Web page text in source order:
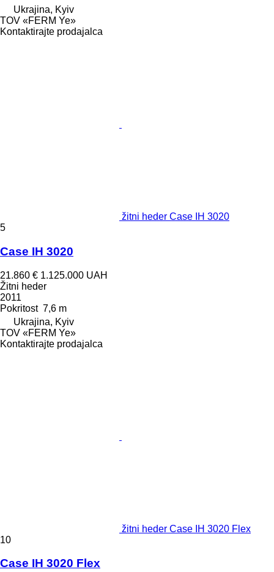
Ukrajina, Kyiv
TOV «FERM Ye»
Kontaktirajte prodajalca
žitni heder Case IH 3020
5
Case IH 3020
21.860 € 1.125.000 UAH
Žitni heder
2011
Pokritost 7,6 m
Ukrajina, Kyiv
TOV «FERM Ye»
Kontaktirajte prodajalca
žitni heder Case IH 3020 Flex
10
Case IH 3020 Flex